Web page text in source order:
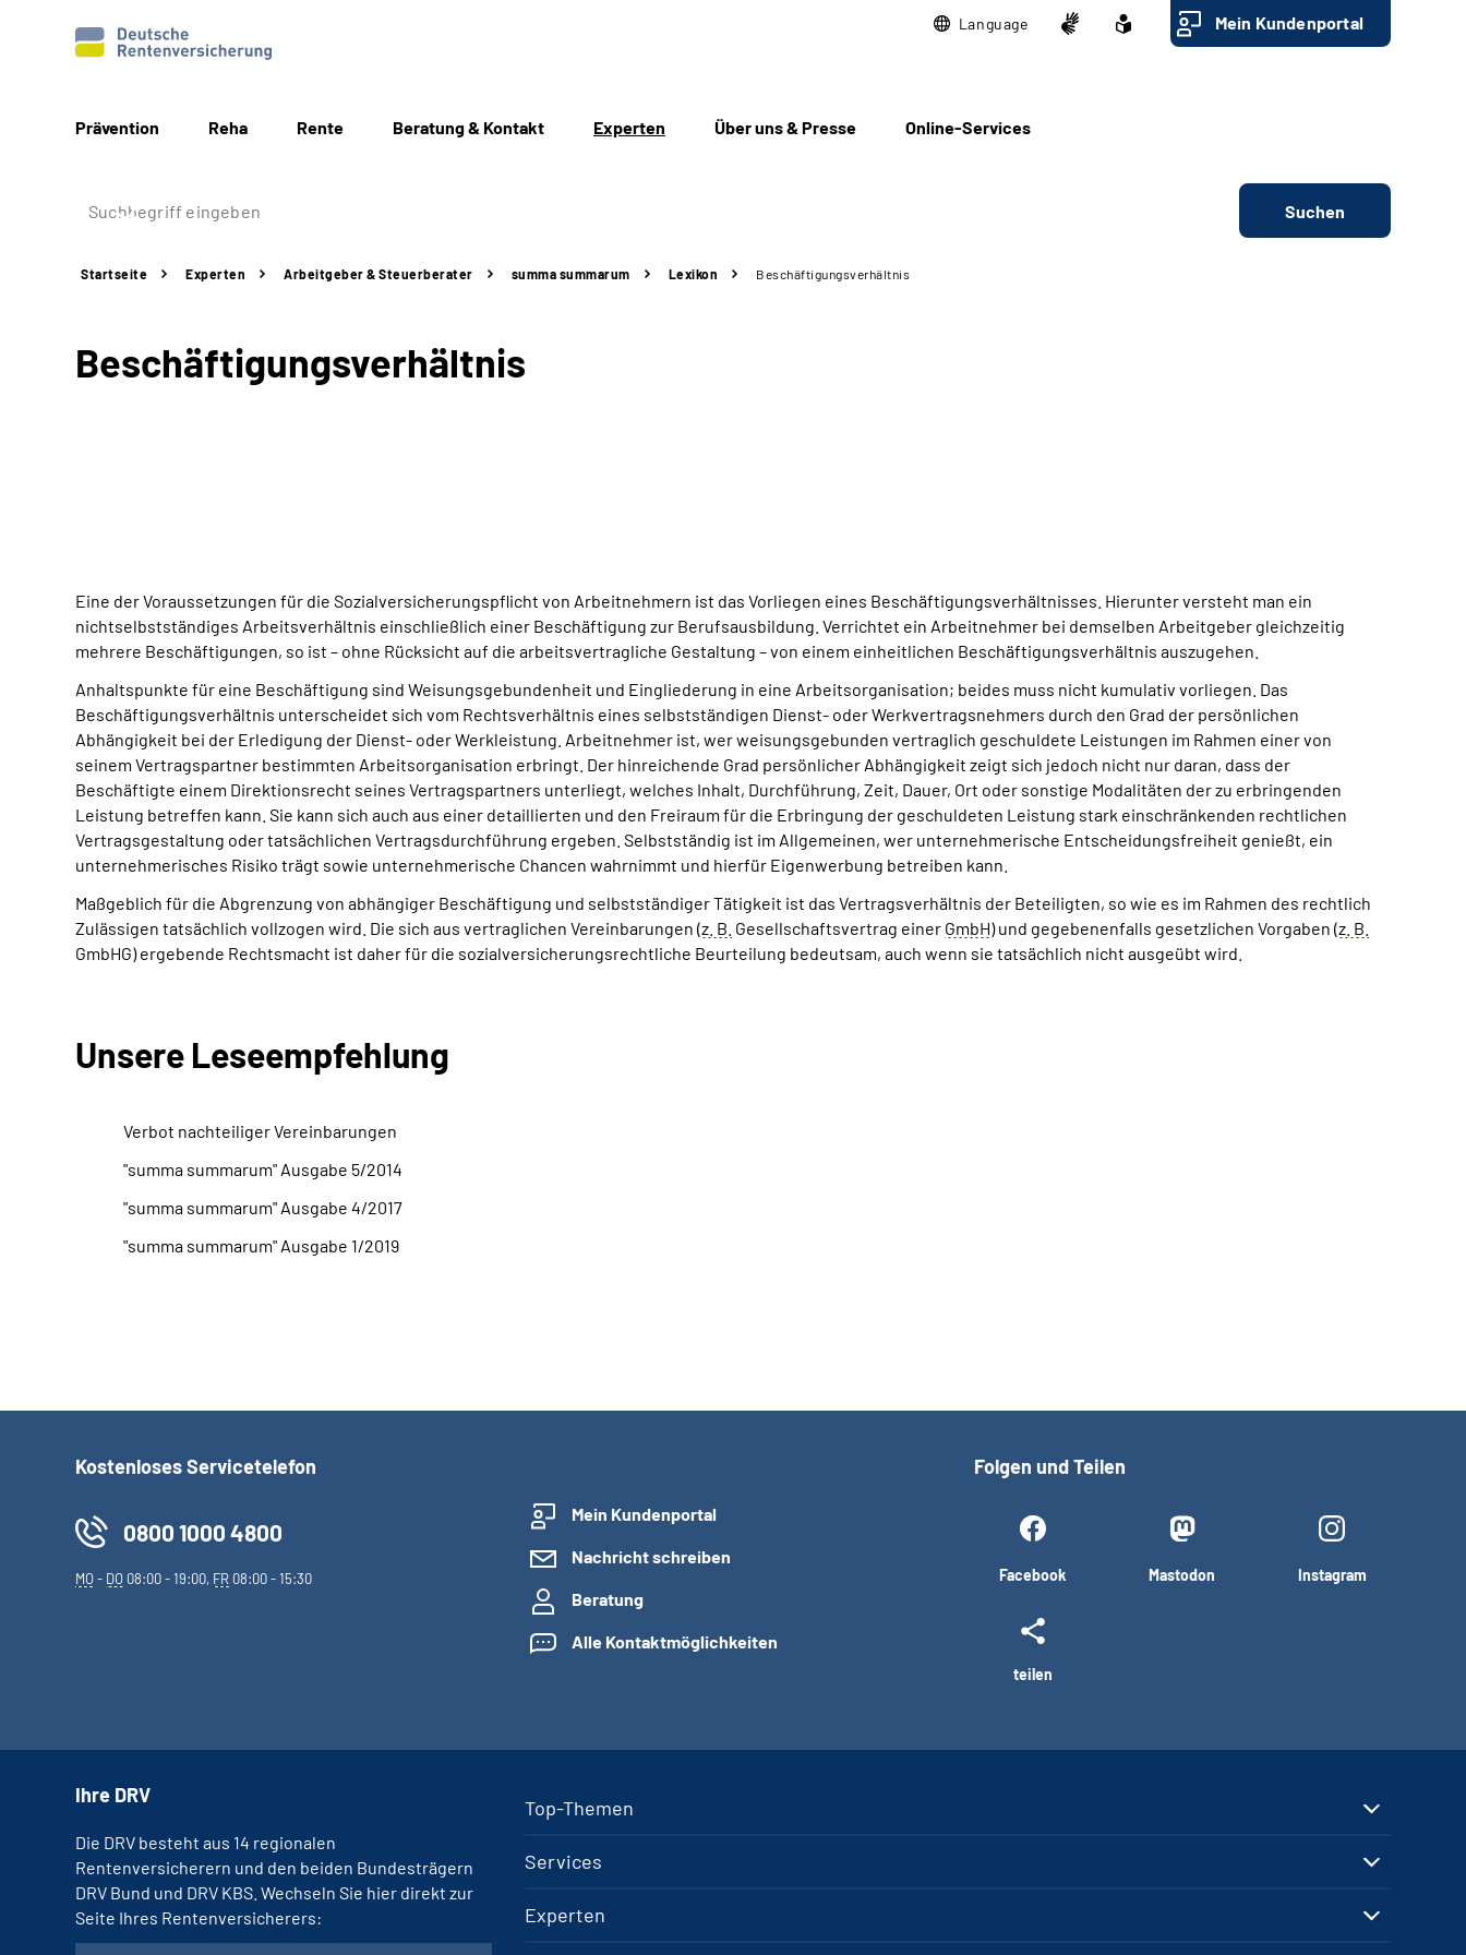
Language Mein Kundenportal
Prävention Reha Rente Beratung & Kontakt Experten Über uns & Presse Online-Services
Suchen
Startseite Experten Arbeitgeber & Steuerberater summa summarum Lexikon Beschäftigungsverhältnis
Beschäftigungsverhältnis
Eine der Voraussetzungen für die Sozialversicherungspflicht von Arbeitnehmern ist das Vorliegen eines Beschäftigungsverhältnisses. Hierunter versteht man ein
nichtselbstständiges Arbeitsverhältnis einschließlich einer Beschäftigung zur Berufsausbildung. Verrichtet ein Arbeitnehmer bei demselben Arbeitgeber gleichzeitig
mehrere Beschäftigungen, so ist – ohne Rücksicht auf die arbeitsvertragliche Gestaltung – von einem einheitlichen Beschäftigungsverhältnis auszugehen.
Anhaltspunkte für eine Beschäftigung sind Weisungsgebundenheit und Eingliederung in eine Arbeitsorganisation; beides muss nicht kumulativ vorliegen. Das
Beschäftigungsverhältnis unterscheidet sich vom Rechtsverhältnis eines selbstständigen Dienst- oder Werkvertragsnehmers durch den Grad der persönlichen
Abhängigkeit bei der Erledigung der Dienst- oder Werkleistung. Arbeitnehmer ist, wer weisungsgebunden vertraglich geschuldete Leistungen im Rahmen einer von
seinem Vertragspartner bestimmten Arbeitsorganisation erbringt. Der hinreichende Grad persönlicher Abhängigkeit zeigt sich jedoch nicht nur daran, dass der
Beschäftigte einem Direktionsrecht seines Vertragspartners unterliegt, welches Inhalt, Durchführung, Zeit, Dauer, Ort oder sonstige Modalitäten der zu erbringenden
Leistung betreffen kann. Sie kann sich auch aus einer detaillierten und den Freiraum für die Erbringung der geschuldeten Leistung stark einschränkenden rechtlichen
Vertragsgestaltung oder tatsächlichen Vertragsdurchführung ergeben. Selbstständig ist im Allgemeinen, wer unternehmerische Entscheidungsfreiheit genießt, ein
unternehmerisches Risiko trägt sowie unternehmerische Chancen wahrnimmt und hierfür Eigenwerbung betreiben kann.
Maßgeblich für die Abgrenzung von abhängiger Beschäftigung und selbstständiger Tätigkeit ist das Vertragsverhältnis der Beteiligten, so wie es im Rahmen des rechtlich
Zulässigen tatsächlich vollzogen wird. Die sich aus vertraglichen Vereinbarungen (z. B. Gesellschaftsvertrag einer GmbH) und gegebenenfalls gesetzlichen Vorgaben (z. B.
GmbHG) ergebende Rechtsmacht ist daher für die sozialversicherungsrechtliche Beurteilung bedeutsam, auch wenn sie tatsächlich nicht ausgeübt wird.
Unsere Leseempfehlung
Verbot nachteiliger Vereinbarungen
"summa summarum" Ausgabe 5/2014
"summa summarum" Ausgabe 4/2017
"summa summarum" Ausgabe 1/2019
Kostenloses Servicetelefon
0800 1000 4800
MO- DO 08:00 - 19:00, FR 08:00 - 15:30
Mein Kundenportal
Nachricht schreiben
Beratung
Alle Kontaktmöglichkeiten
Folgen und Teilen
Facebook Mastodon Instagram
teilen
Top-Themen
Services
Experten
Ihre DRV
Die DRV besteht aus 14 regionalen
Rentenversicherern und den beiden Bundesträgern
DRV Bund und DRV KBS. Wechseln Sie hier direkt zur
Seite Ihres Rentenversicherers: